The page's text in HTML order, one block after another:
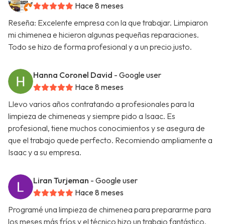
Hace 8 meses
Reseña: Excelente empresa con la que trabajar. Limpiaron
mi chimenea e hicieron algunas pequeñas reparaciones.
Todo se hizo de forma profesional y a un precio justo.
Hanna Coronel David - Google user
Hace 8 meses
Llevo varios años contratando a profesionales para la
limpieza de chimeneas y siempre pido a Isaac. Es
profesional, tiene muchos conocimientos y se asegura de
que el trabajo quede perfecto. Recomiendo ampliamente a
Isaac y a su empresa.
Liran Turjeman - Google user
Hace 8 meses
Programé una limpieza de chimenea para prepararme para
los meses más fríos y el técnico hizo un trabajo fantástico.